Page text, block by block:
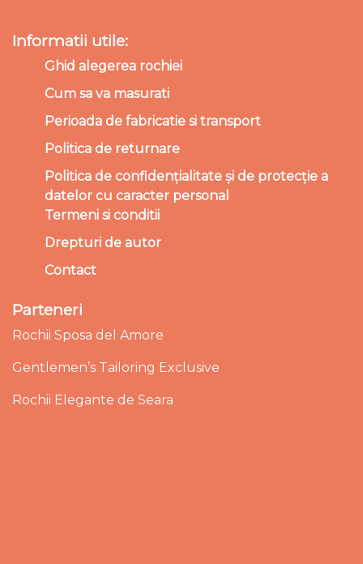
Informatii utile:
Ghid alegerea rochiei
Cum sa va masurati
Perioada de fabricatie si transport
Politica de returnare
Politica de confidențialitate și de protecție a
datelor cu caracter personal
Termeni si conditii
Drepturi de autor
Contact
Parteneri
Rochii Sposa del Amore
Gentlemen’s Tailoring Exclusive
Rochii Elegante de Seara